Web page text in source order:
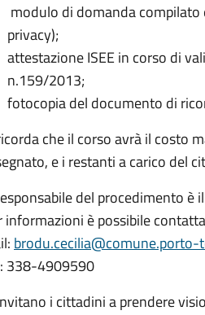
modulo di domanda compilato
privacy);
attestazione ISEE in corso di
n.159/2013;
fotocopia del documento di
che il corso avrà il costo
e i restanti a carico del
del procedimento è
informazioni è possibile
brodu.cecilia@comune.porto-
338-4909590
i cittadini a prendere